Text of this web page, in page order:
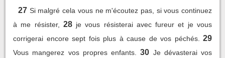
27 Si malgré cela vous ne m'écoutez pas, si vous continuez
à me résister,
28 je vous résisterai avec fureur et je vous
corrigerai encore sept fois plus à cause de vos péchés.
29
Vous mangerez vos propres enfants. 30 Je dévasterai vos